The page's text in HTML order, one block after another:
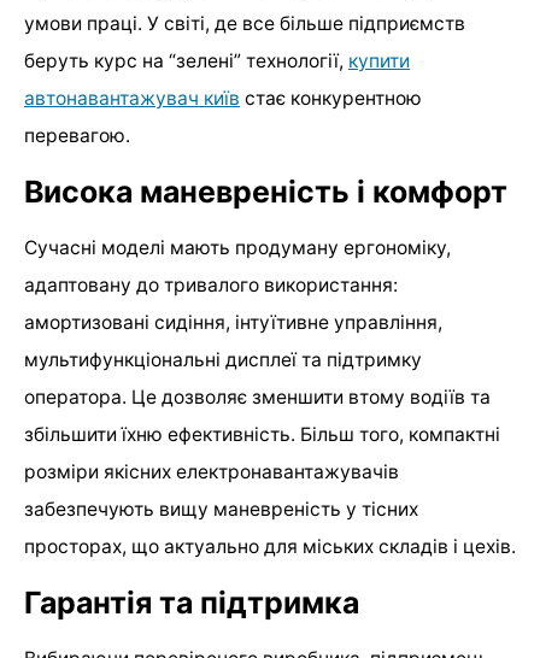
умови праці. У світі, де все більше підприємств
беруть курс на “зелені” технології, купити
автонавантажувач київ стає конкурентною
перевагою.
Висока маневреність і комфорт
Сучасні моделі мають продуману ергономіку,
адаптовану до тривалого використання:
амортизовані сидіння, інтуїтивне управління,
мультифункціональні дисплеї та підтримку
оператора. Це дозволяє зменшити втому водіїв та
збільшити їхню ефективність. Більш того, компактні
розміри якісних електронавантажувачів
забезпечують вищу маневреність у тісних
просторах, що актуально для міських складів і цехів.
Гарантія та підтримка